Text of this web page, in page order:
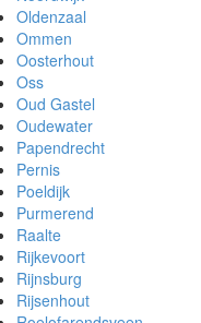
Oldenzaal
Ommen
Oosterhout
Oss
Oud Gastel
Oudewater
Papendrecht
Pernis
Poeldijk
Purmerend
Raalte
Rijkevoort
Rijnsburg
Rijsenhout